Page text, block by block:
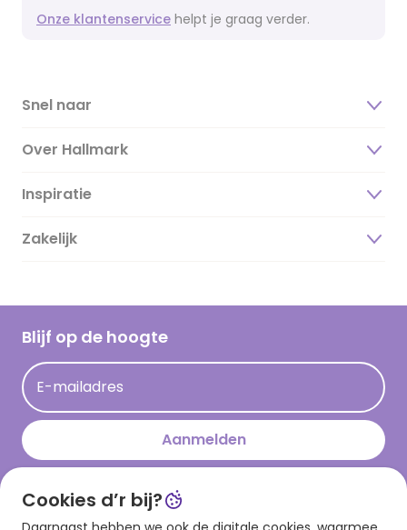
Onze klantenservice helpt je graag verder.
Snel naar
Over Hallmark
Over ons
Duurzaamheid
Hallmark Kaartclub
Acties
Persberichten
Hallmark en Kinderpostzegels
Inspiratie
Magazine
Cadeau inspiratie
Kaartinspiratie
Zakelijk
Blijf op de hoogte
E-mailadres
Aanmelden
Download onze app
Cookies d’r bij?